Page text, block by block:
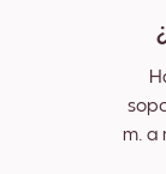
m. a